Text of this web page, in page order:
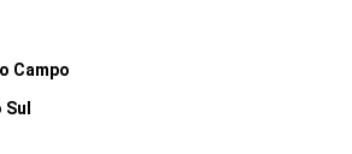
Campo